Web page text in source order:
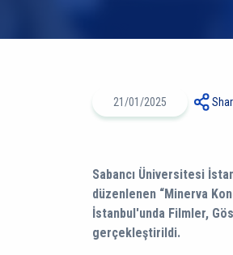
21/01/2025
Sabancı Üniversitesi
düzenlenen “Minerva
İstanbul'unda Filmler,
gerçekleştirildi.